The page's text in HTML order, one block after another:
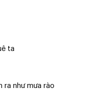
ta
ra như mưa rào